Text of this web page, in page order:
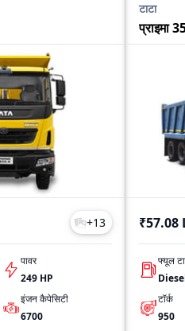
+13
पावर
249 HP
इंजन कैपेसिटी
6700
टाटा
प्राइमा
₹57.08
फ्यूल
टॉर्क
950